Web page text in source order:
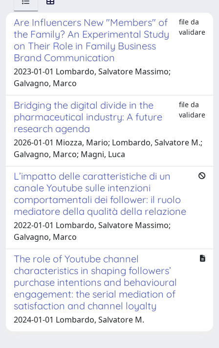
Are Influencers New "Members" of
the Family? An Experimental Study
on Their Role in Family Business
Brand Communication
file da
validare
2023-01-01 Lombardo, Salvatore Massimo;
Galvagno, Marco
Bridging the digital divide in the
pharmaceutical industry: A future
research agenda
file da
validare
2026-01-01 Miozza, Mario; Lombardo, Salvatore M.;
Galvagno, Marco; Magni, Luca
L’impatto delle caratteristiche di un
canale Youtube sulle intenzioni
comportamentali dei follower: il ruolo
mediatore della qualità della relazione
2022-01-01 Lombardo, Salvatore Massimo;
Galvagno, Marco
The role of Youtube channel
characteristics in shaping followers’
purchase intentions and behavioural
engagement: the serial mediation of
satisfaction and channel loyalty
2024-01-01 Lombardo, Salvatore M.